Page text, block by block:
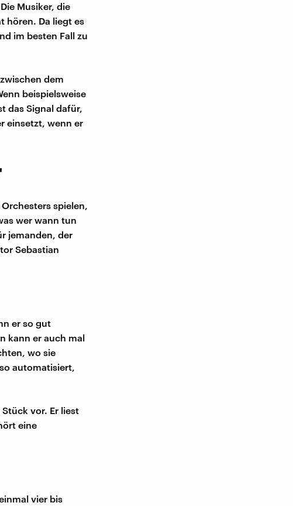
Musiker, die
hören. Da liegt es
im besten Fall zu
dem
beispielsweise
das Signal dafür,
einsetzt, wenn er
spielen,
wer wann tun
jemanden, der
Sebastian
er so gut
kann er auch mal
wo sie
automatisiert,
vor. Er liest
eine
vier bis